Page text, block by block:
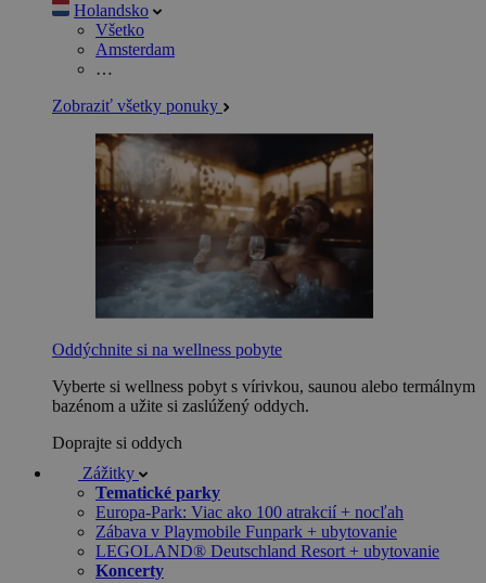
Holandsko
Všetko
Amsterdam
…
Zobraziť všetky ponuky
Oddýchnite si na wellness pobyte
Vyberte si wellness pobyt s vírivkou, saunou alebo termálnym
bazénom a užite si zaslúžený oddych.
Doprajte si oddych
Zážitky
Tematické parky
Europa-Park: Viac ako 100 atrakcií + nocľah
Zábava v Playmobile Funpark + ubytovanie
LEGOLAND® Deutschland Resort + ubytovanie
Koncerty